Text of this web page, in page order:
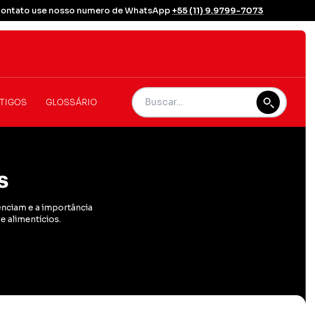
use nosso numero de WhatsApp +55 (11) 9.9799-7073
GLOSSÁRIO
e a importância
alimentícios.